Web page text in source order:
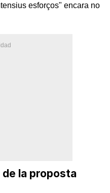
esforços" encara no
la proposta